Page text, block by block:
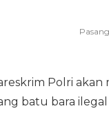
Polri
batu bara